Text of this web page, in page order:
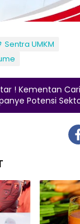
Sentra UMKM
! Kementan
Potensi